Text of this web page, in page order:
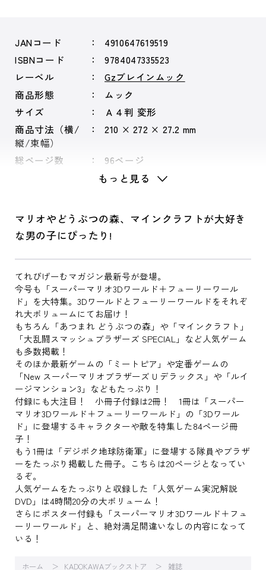
JANコード
4910647619519
ISBNコード
9784047335523
レーベル
Gzブレインムック
商品形態
ムック
サイズ
Ａ４判 変形
商品寸法（横/
縦/束幅）
210 × 272 × 27.2 mm
総ページ数 96ページ
もっと見る
マリオやどうぶつの森、マインクラフトが大好き
な男の子にぴったり!
てれびげーむマガジン最新号が登場。
今号も「スーパーマリオ3Dワールド＋フューリーワール
ド」を大特集。3Dワールドとフューリーワールドをそれぞ
れ大ボリュームにてお届け！
もちろん「あつまれ どうぶつの森」や「マインクラフト」
「大乱闘スマッシュブラザーズ SPECIAL」など人気ゲーム
も多数掲載！
そのほか最新ゲームの「ミートピア」や定番ゲームの
「New スーパーマリオブラザーズ U デラックス」や「ルイ
ージマンション3」などもたっぷり！
付録にも大注目！ 小冊子付録は2冊！ 1冊は「スーパー
マリオ3Dワールド＋フューリーワールド」の「3Dワール
ド」に登場するキャラクターや敵を特集した84ページ冊
子！
もう1冊は「デジボク地球防衛軍」に登場する隊員やブラザ
ーをたっぷり掲載した冊子。こちらは20ページとなってい
るぞ。
人気ゲームをたっぷりと収録した「人気ゲーム実況解説
DVD」は4時間20分の大ボリューム！
さらにポスター付録も「スーパーマリオ3Dワールド＋フュ
ーリーワールド」と、絶対満足間違いなしの内容になって
いる！
ホーム KADOKAWAブックストア
雑誌